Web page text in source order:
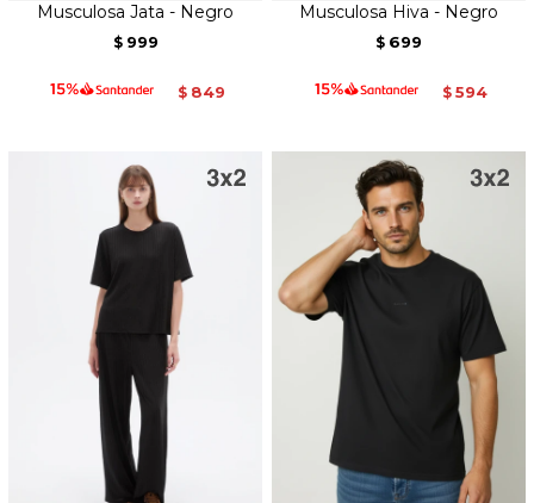
Musculosa Jata - Negro
$ 999
$ 849
Musculosa Hiva - Negro
$ 699
$ 594